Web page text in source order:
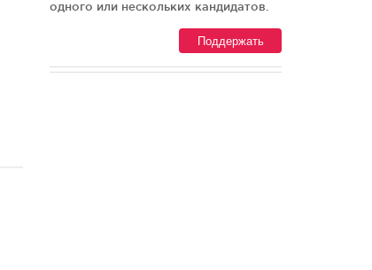
одного или нескольких кандидатов.
Поддержать